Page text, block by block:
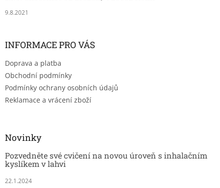
9.8.2021
INFORMACE PRO VÁS
Doprava a platba
Obchodní podmínky
Podmínky ochrany osobních údajů
Reklamace a vrácení zboží
Novinky
Pozvedněte své cvičení na novou úroveň s inhalačním
kyslíkem v lahvi
22.1.2024